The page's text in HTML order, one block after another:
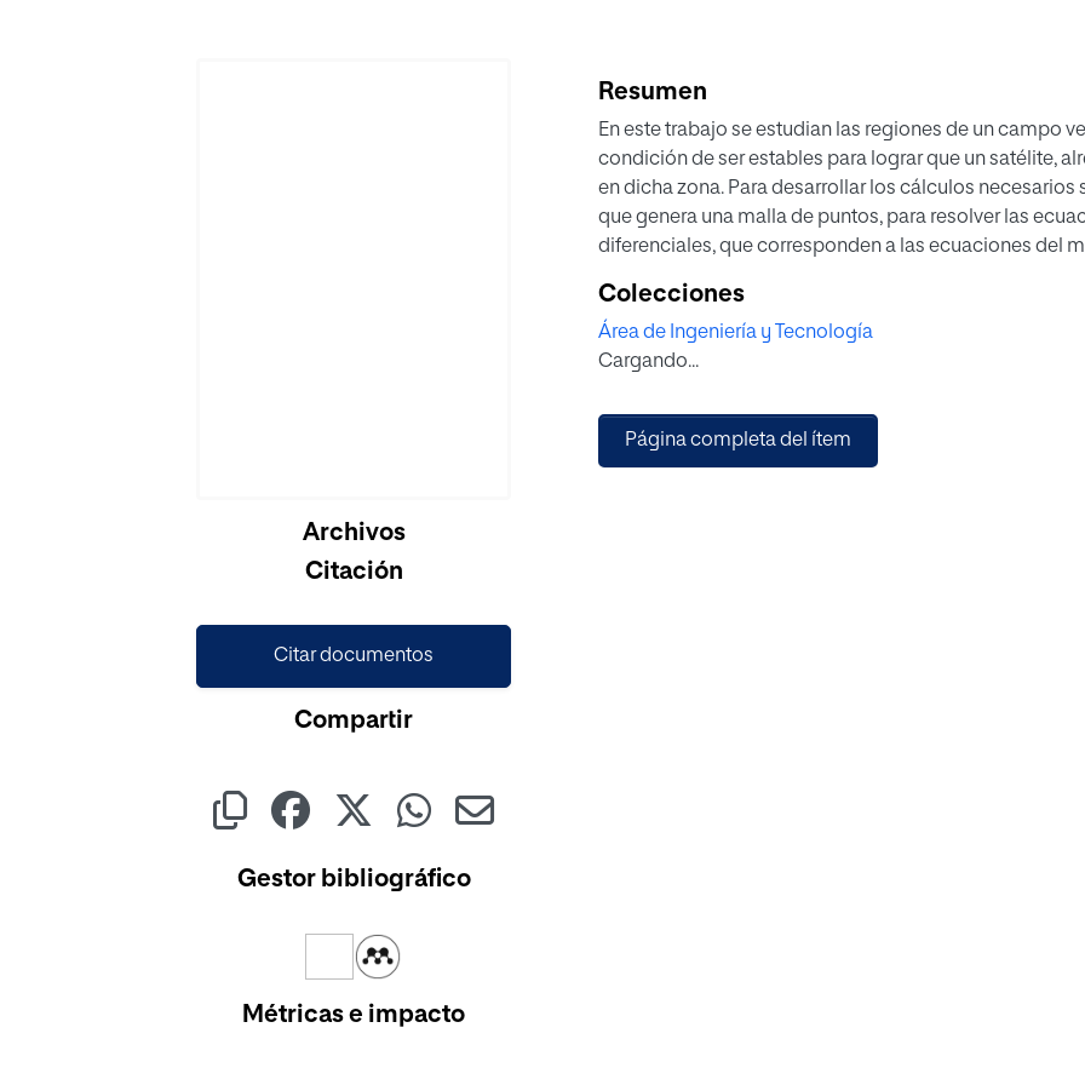
Cargando...Archivos
Citación
Citar documentos
Compartir
Gestor bibliográfico
Métricas e impacto
Resumen
En este trabajo se estudian las regiones de un campo
condición de ser estables para lograr que un satélite,
en dicha zona. Para desarrollar los cálculos
que genera una malla de puntos, para resolver las
diferenciales, que corresponden a las ecuaciones del
los tres cuerpos, considerando los planetas del Sistema
satélites naturales, y el sistema extrasolar conocido
estos sistemas, se identifican los puntos de
La implementación del método numérico Runge Kutta
para determinar el error mediante el Hamiltoniano,
Colecciones
Área de Ingeniería y Tecnología
Cargando...
Página completa del ítem